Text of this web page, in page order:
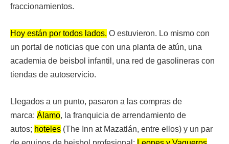
fraccionamientos.
Hoy están por todos lados. O estuvieron. Lo mismo con
un portal de noticias que con una planta de atún, una
academia de beisbol infantil, una red de gasolineras con
tiendas de autoservicio.
Llegados a un punto, pasaron a las compras de
marca: Álamo, la franquicia de arrendamiento de
autos; hoteles (The Inn at Mazatlán, entre ellos) y un par